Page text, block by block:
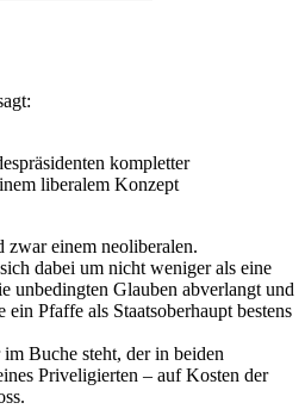
kompletter
liberalem Konzept
zwar einem neoliberalen.
dabei um nicht weniger als eine
unbedingten Glauben abverlangt und
ein Pfaffe als Staatsoberhaupt bestens
Buche steht, der in beiden
Priveligierten – auf Kosten der